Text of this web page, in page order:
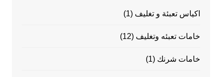
اكياس تعبئة و تغليف (1)
خامات تعبئه وتغليف (12)
خامات شرنك (1)